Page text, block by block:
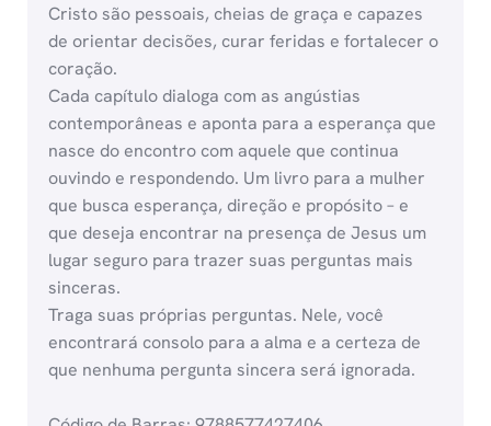
Cristo são pessoais, cheias de graça e capazes
de orientar decisões, curar feridas e fortalecer o
coração.
Cada capítulo dialoga com as angústias
contemporâneas e aponta para a esperança que
nasce do encontro com aquele que continua
ouvindo e respondendo. Um livro para a mulher
que busca esperança, direção e propósito – e
que deseja encontrar na presença de Jesus um
lugar seguro para trazer suas perguntas mais
sinceras.
Traga suas próprias perguntas. Nele, você
encontrará consolo para a alma e a certeza de
que nenhuma pergunta sincera será ignorada.